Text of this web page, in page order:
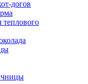
догов
теплового